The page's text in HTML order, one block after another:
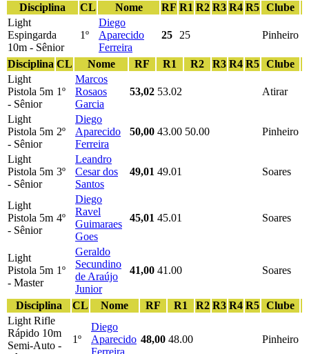
Disciplina
CL Nome RF R1 R2 R3 R4 R5 Clube
Light
Espingarda
10m - Sênior
1º
Diego
Aparecido
Ferreira
25 25 Pinheiro
Disciplina CL Nome RF R1 R2 R3 R4 R5 Clube
Light
Pistola 5m
- Sênior
1º
Marcos
Rosaos
Garcia
53,02 53.02 Atirar
Light
Pistola 5m
- Sênior
2º
Diego
Aparecido
Ferreira
50,00 43.00 50.00 Pinheiro
Light
Pistola 5m
- Sênior
3º
Leandro
Cesar dos
Santos
49,01 49.01 Soares
Light
Pistola 5m
- Sênior
4º
Diego
Ravel
Guimaraes
Goes
45,01 45.01 Soares
Light
Pistola 5m
- Master
1º
Geraldo
Secundino
de Araújo
Junior
41,00 41.00 Soares
Disciplina CL Nome RF R1 R2 R3 R4 R5 Clube
Light Rifle
Rápido 10m
Semi-Auto -
1º
Diego
Aparecido
Ferreira
48,00 48.00 Pinheiro